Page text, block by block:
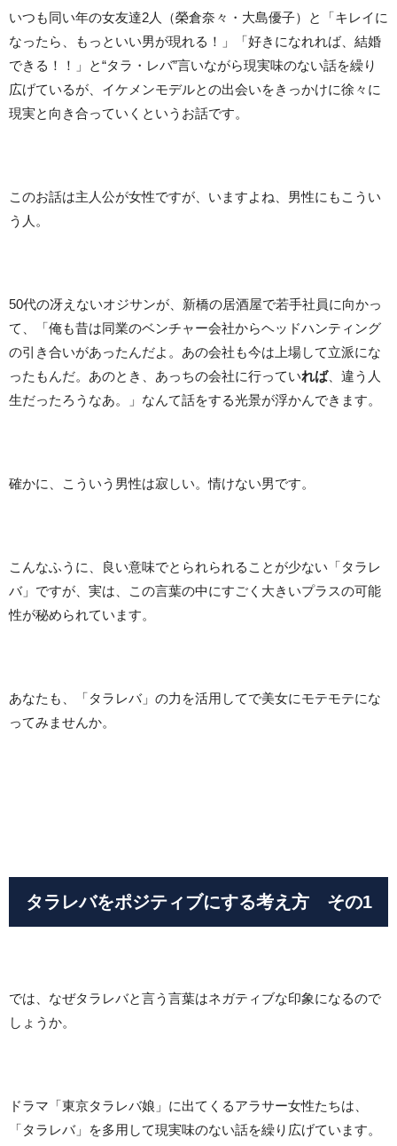
いつも同い年の女友達2人（榮倉奈々・大島優子）と「キレイに
なったら、もっといい男が現れる！」「好きになれれば、結婚
できる！！」と“タラ・レバ”言いながら現実味のない話を繰り
広げているが、イケメンモデルとの出会いをきっかけに徐々に
現実と向き合っていくというお話です。
このお話は主人公が女性ですが、いますよね、男性にもこうい
う人。
50代の冴えないオジサンが、新橋の居酒屋で若手社員に向かっ
て、「俺も昔は同業のベンチャー会社からヘッドハンティング
の引き合いがあったんだよ。あの会社も今は上場して立派にな
ったもんだ。あのとき、あっちの会社に行っていれば、違う人
生だったろうなあ。」なんて話をする光景が浮かんできます。
確かに、こういう男性は寂しい。情けない男です。
こんなふうに、良い意味でとられられることが少ない「タラレ
バ」ですが、実は、この言葉の中にすごく大きいプラスの可能
性が秘められています。
あなたも、「タラレバ」の力を活用してで美女にモテモテにな
ってみませんか。
タラレバをポジティブにする考え方 その1
では、なぜタラレバと言う言葉はネガティブな印象になるので
しょうか。
ドラマ「東京タラレバ娘」に出てくるアラサー女性たちは、
「タラレバ」を多用して現実味のない話を繰り広げています。